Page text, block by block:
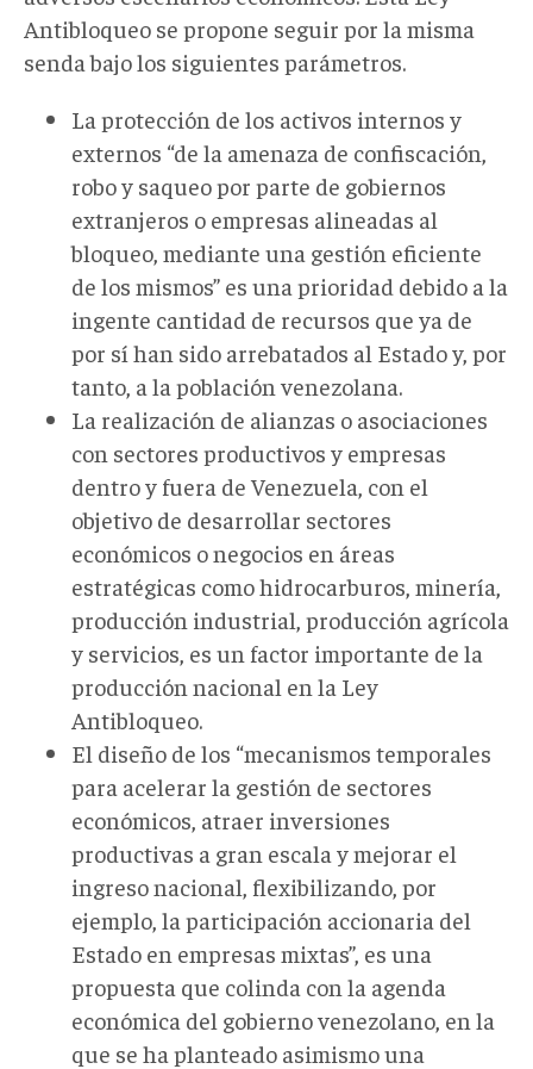
Antibloqueo se propone seguir por la misma
senda bajo los siguientes parámetros.
La protección de los activos internos y
externos “de la amenaza de confiscación,
robo y saqueo por parte de gobiernos
extranjeros o empresas alineadas al
bloqueo, mediante una gestión eficiente
de los mismos” es una prioridad debido a la
ingente cantidad de recursos que ya de
por sí han sido arrebatados al Estado y, por
tanto, a la población venezolana.
La realización de alianzas o asociaciones
con sectores productivos y empresas
dentro y fuera de Venezuela, con el
objetivo de desarrollar sectores
económicos o negocios en áreas
estratégicas como hidrocarburos, minería,
producción industrial, producción agrícola
y servicios, es un factor importante de la
producción nacional en la Ley
Antibloqueo.
El diseño de los “mecanismos temporales
para acelerar la gestión de sectores
económicos, atraer inversiones
productivas a gran escala y mejorar el
ingreso nacional, flexibilizando, por
ejemplo, la participación accionaria del
Estado en empresas mixtas”, es una
propuesta que colinda con la agenda
económica del gobierno venezolano, en la
que se ha planteado asimismo una